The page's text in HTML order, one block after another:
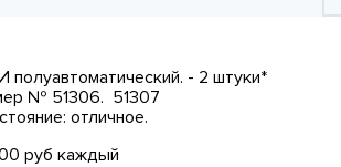
- 2 штуки*
№ 51306. 51307
отличное.
руб каждый